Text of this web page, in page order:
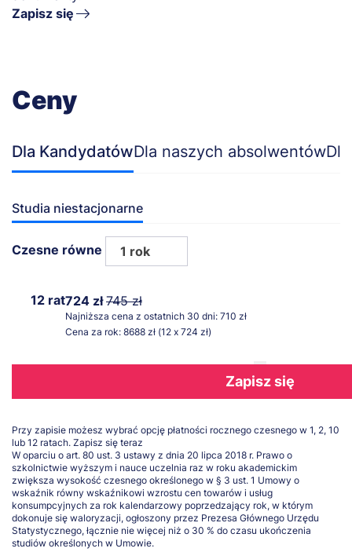
Zapisz się
Ceny
Dla KandydatówDla naszych absolwentów
Studia niestacjonarne
Czesne równe 1 rok
12 rat724 zł745 zł
Najniższa cena z ostatnich 30 dni: 710 zł
Cena za rok: 8688 zł (12 x 724 zł)
Zapisz się
Przy zapisie możesz wybrać opcję płatności rocznego czesnego w 1, 2, 10
lub 12 ratach. Zapisz się teraz
W oparciu o art. 80 ust. 3 ustawy z dnia 20 lipca 2018 r. Prawo o
szkolnictwie wyższym i nauce uczelnia raz w roku akademickim
zwiększa wysokość czesnego określonego w § 3 ust. 1 Umowy o
wskaźnik równy wskaźnikowi wzrostu cen towarów i usług
konsumpcyjnych za rok kalendarzowy poprzedzający rok, w którym
dokonuje się waloryzacji, ogłoszony przez Prezesa Głównego Urzędu
Statystycznego, łącznie nie więcej niż o 30 % do czasu ukończenia
studiów określonych w Umowie.